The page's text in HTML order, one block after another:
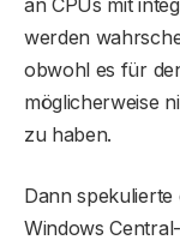
werden
obwohl es für
möglicherweise
zu haben.
Dann
Windows